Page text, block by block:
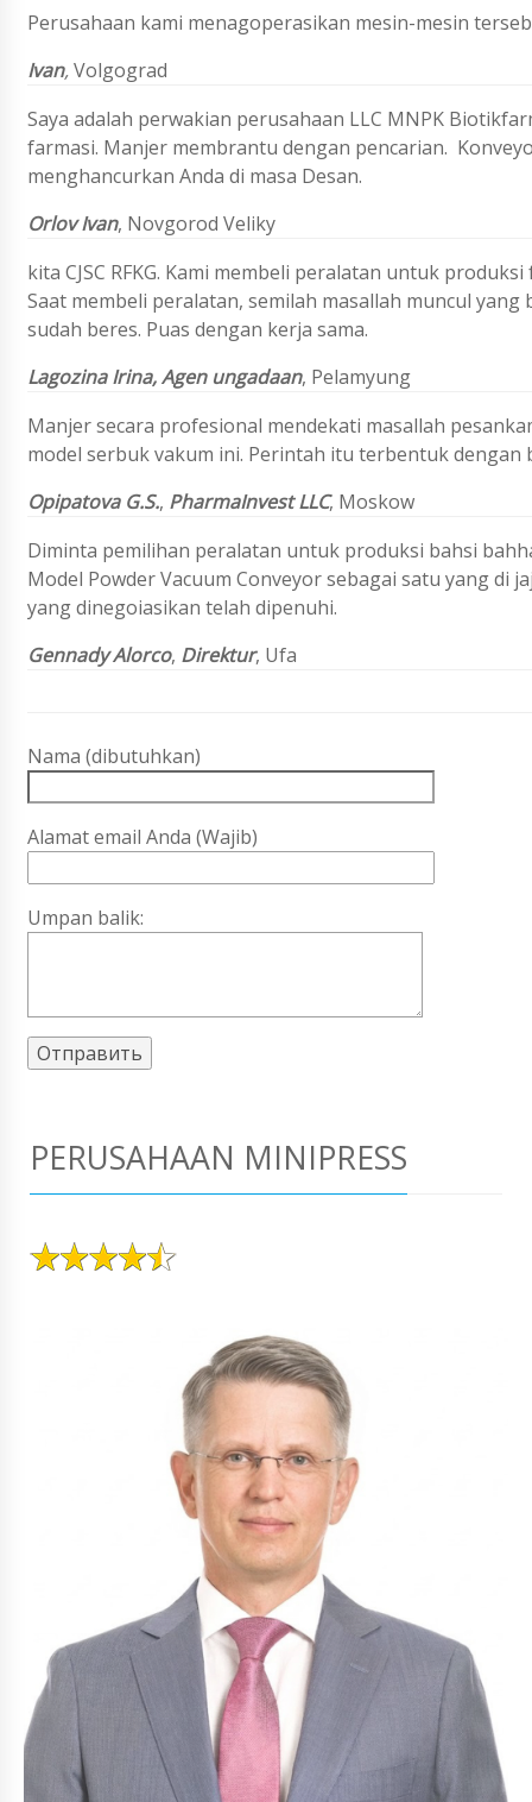
Perusahaan kami menagoperasikan mesin-mesin
Ivan,Volgograd
Saya adalah perwakian perusahaan LLC MNPK
farmasi. Manjer membrantu dengan pencarian.
menghancurkan Anda di masa Desan.
Orlov Ivan, Novgorod Veliky
kita CJSC RFKG. Kami membeli peralatan untuk produksi
Saat membeli peralatan, semilah masallah muncul yang
sudah beres. Puas dengan kerja sama.
Lagozina Irina,Agen ungadaan, Pelamyung
Manjer secara profesional mendekati masallah
model serbuk vakum ini. Perintah itu terbentuk dengan
Opipatova G.S., PharmaInvest LLC, Moskow
Diminta pemilihan peralatan untuk produksi bahsi
Model Powder Vacuum Conveyor sebagai satu yang di
yang dinegoiasikan telah dipenuhi.
GennadyAlorco, Direktur, Ufa
Nama (dibutuhkan)
Alamat email Anda (Wajib)
Umpan balik:
PERUSAHAAN MINIPRESS